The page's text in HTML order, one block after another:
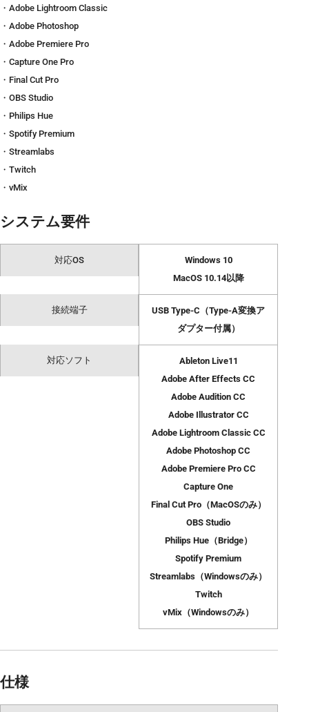
・Adobe Lightroom Classic
・Adobe Photoshop
・Adobe Premiere Pro
・Capture One Pro
・Final Cut Pro
・OBS Studio
・Philips Hue
・Spotify Premium
・Streamlabs
・Twitch
・vMix
システム要件
対応OS
Windows 10
MacOS 10.14以降
接続端子
USB Type-C（Type-A変換ア
ダプター付属）
対応ソフト
Ableton Live11
Adobe After Effects CC
Adobe Audition CC
Adobe Illustrator CC
Adobe Lightroom Classic CC
Adobe Photoshop CC
Adobe Premiere Pro CC
Capture One
Final Cut Pro（MacOSのみ）
OBS Studio
Philips Hue（Bridge）
Spotify Premium
Streamlabs（Windowsのみ）
Twitch
vMix（Windowsのみ）
仕様